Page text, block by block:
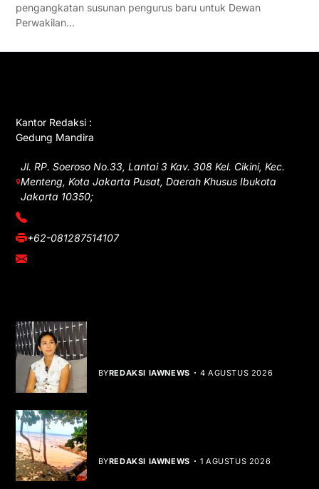
pengangkatan susunan pengurus baru untuk Dewan
Perwakilan…
Kantor Redaksi :
Gedung Mandira
Jl. RP. Soeroso No.33, Lantai 3 Kav. 308 Kel. Cikini, Kec.
Menteng, Kota Jakarta Pusat, Daerah Khusus Ibukota
Jakarta 10350;
(021) 3908026
+62-081287514107
adm@iawnews.com
BYREDAKSI IAWNEWS 4 AGUSTUS 2026
BYREDAKSI IAWNEWS 1 AGUSTUS 2026